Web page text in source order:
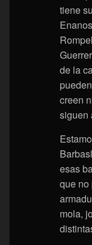
tiene
de la
creen
siguen
esas
que no
mola,